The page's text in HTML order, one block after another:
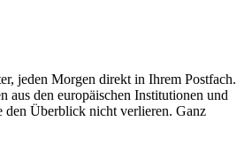
jeden Morgen direkt in Ihrem Postfach.
aus den europäischen Institutionen und
den Überblick nicht verlieren. Ganz